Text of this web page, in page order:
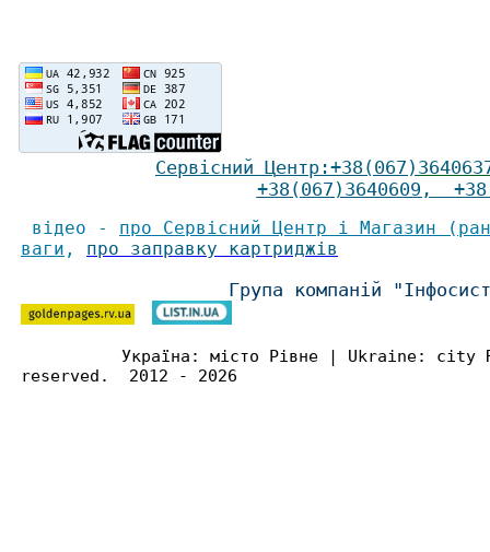
Сервісний Центр :+38(067)
+38(067)3640609 ,
відео - про Сервісний Центр і Магазин
ваги , про заправку картриджів
Група компаній
Україна: місто Рівне | Ukraine:
reserved. 2012 - 2026